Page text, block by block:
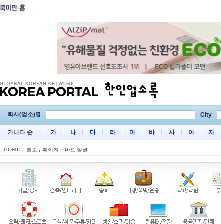
회사(업소)명 City
가나다 순 가 나 다 라 마 바 사 아 자
HOME > 옐로우페이지 > 바로 정렬